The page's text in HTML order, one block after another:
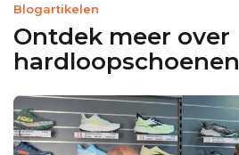
Blogartikelen
Ontdek meer over
hardloopschoenen